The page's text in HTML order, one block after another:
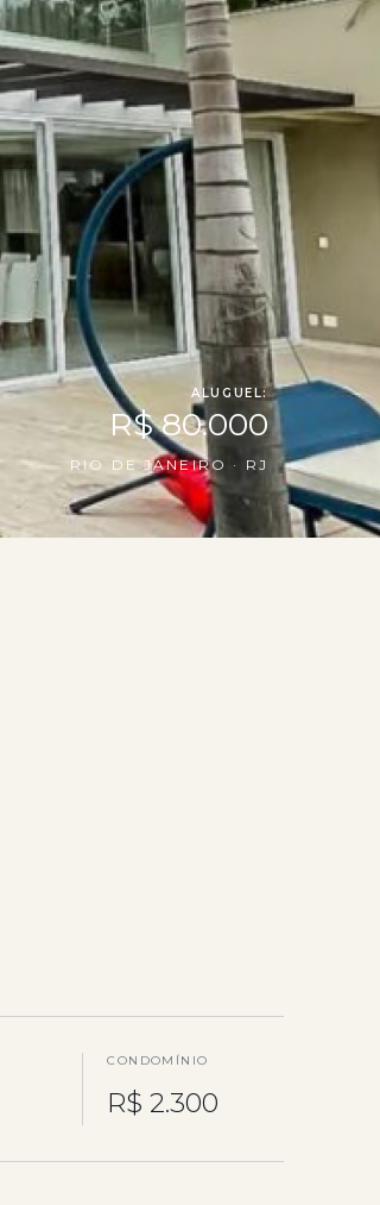
ALUGUEL:
R$ 80.000
RIO DE JANEIRO · RJ
CONDOMÍNIO
R$ 2.300